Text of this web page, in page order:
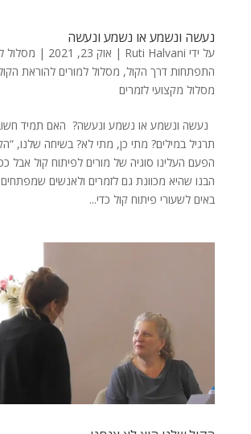
נעשה ונשמע או נשמע ונעשה
על ידי Ruti Halvani
| אוק 23, 2021 | מסלול
התפתחות דרך הקול, מסלול למורים להוראת
מסלול מקצועי לזמרים
נעשה ונשמע או נשמע ונעשה? האם תמיד
תרגיל במילים? מתי כן, מתי לא? בשיחה שלנו,
הפעם העלינו סוגיה של מורים לפיתוח קול אבל
הבנו שהיא מכוונת גם לזמרים ולאנשים
באים לשעורי פיתוח קול כדי...